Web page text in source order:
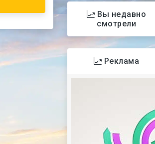
Вы недавно
смотрели
Реклама